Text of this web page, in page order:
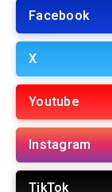
Facebook
X
Youtube
Instagram
TikTok